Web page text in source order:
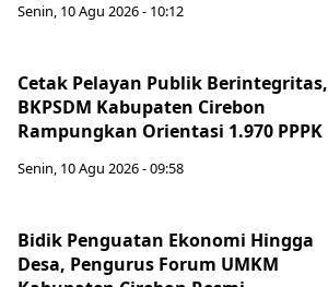
Senin, 10 Agu 2026 - 10:12
Cetak Pelayan Publik Berintegritas,
BKPSDM Kabupaten Cirebon
Rampungkan Orientasi 1.970 PPPK
Senin, 10 Agu 2026 - 09:58
Bidik Penguatan Ekonomi Hingga
Desa, Pengurus Forum UMKM